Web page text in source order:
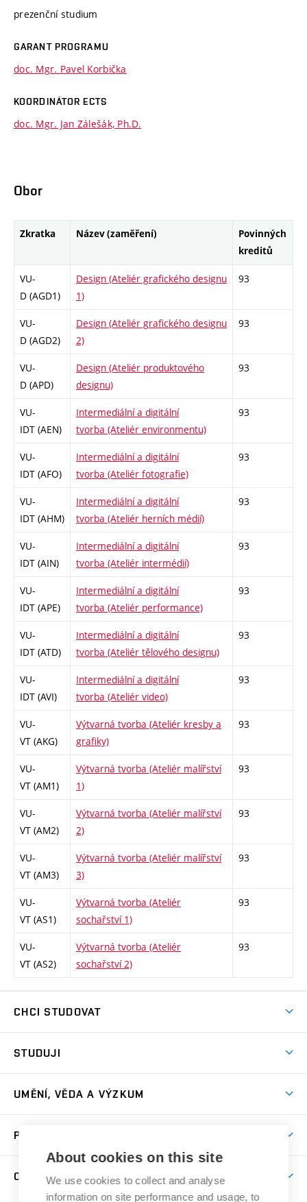
prezenční studium
GARANT PROGRAMU
doc. Mgr. Pavel Korbička
KOORDINÁTOR ECTS
doc. Mgr. Jan Zálešák, Ph.D.
Obor
Zkratka Název (zaměření)
Povinných
kreditů
VU-
D (AGD1)
Design (Ateliér grafického designu
1)
93
VU-
D (AGD2)
Design (Ateliér grafického designu
2)
93
VU-
D (APD)
Design (Ateliér produktového
designu)
93
VU-
IDT (AEN)
Intermediální a digitální
tvorba (Ateliér environmentu)
93
VU-
IDT (AFO)
Intermediální a digitální
tvorba (Ateliér fotografie)
93
VU-
IDT (AHM)
Intermediální a digitální
tvorba (Ateliér herních médií)
93
VU-
IDT (AIN)
Intermediální a digitální
tvorba (Ateliér intermédií)
93
VU-
IDT (APE)
Intermediální a digitální
tvorba (Ateliér performance)
93
VU-
IDT (ATD)
Intermediální a digitální
tvorba (Ateliér tělového designu)
93
VU-
IDT (AVI)
Intermediální a digitální
tvorba (Ateliér video)
93
VU-
VT (AKG)
Výtvarná tvorba (Ateliér kresby a
grafiky)
93
VU-
VT (AM1)
Výtvarná tvorba (Ateliér malířství
1)
93
VU-
VT (AM2)
Výtvarná tvorba (Ateliér malířství
2)
93
VU-
VT (AM3)
Výtvarná tvorba (Ateliér malířství
3)
93
VU-
VT (AS1)
Výtvarná tvorba (Ateliér
sochařství 1)
93
VU-
VT (AS2)
Výtvarná tvorba (Ateliér
sochařství 2)
93
CHCI STUDOVAT
Přijímačky
Dny otevřených dveří
Přípravné kurzy
Studium bez bariér
Katedra teorií a dějin umění
STUDUJI
Časový plán studia
Studijní předpisy a formuláře
Studium a stáže v zahraničí
UMĚNÍ, VĚDA A VÝZKUM
Publikační činnost
Projekty
PRO VEŘEJNOST
Letní školy a semestrální kurzy
Nakladatelská a vydavatelská činnost
O FAKULTĚ
About cookies on this site
We use cookies to collect and analyse
information on site performance and usage, to